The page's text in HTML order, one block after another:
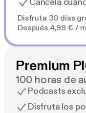
Disfruta 30 días
Después 4,99 € /
Premium
100 horas de
Podcasts
Disfruta los